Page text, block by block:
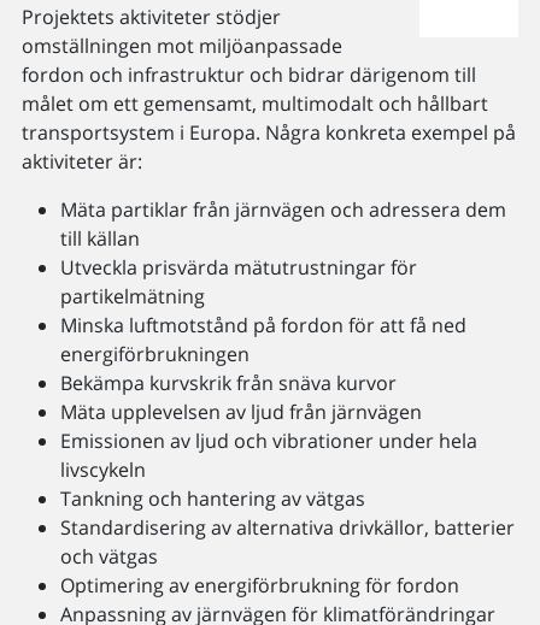
Projektets aktiviteter stödjer
omställningen mot miljöanpassade
fordon och infrastruktur och bidrar därigenom till
målet om ett gemensamt, multimodalt och hållbart
transportsystem i Europa. Några konkreta exempel på
aktiviteter är:
Mäta partiklar från järnvägen och adressera dem
till källan
Utveckla prisvärda mätutrustningar för
partikelmätning
Minska luftmotstånd på fordon för att få ned
energiförbrukningen
Bekämpa kurvskrik från snäva kurvor
Mäta upplevelsen av ljud från järnvägen
Emissionen av ljud och vibrationer under hela
livscykeln
Tankning och hantering av vätgas
Standardisering av alternativa drivkällor, batterier
och vätgas
Optimering av energiförbrukning för fordon
Anpassning av järnvägen för klimatförändringar